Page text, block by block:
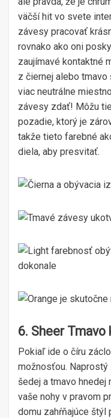
väčší hit vo svete
závesy pracovať
rovnako ako oni
zaujímavé kontaktné
z čiernej alebo
viac neutrálne
závesy zdať! Môžu
pozadie, ktorý je
takže tieto farebné
diela, aby presvitať.
6. Sheer Tmavo
Pokiaľ ide o číru
možnosťou. Naprostý
šedej a tmavo
vaše nohy v pravom
domu zahŕňajúce štýl